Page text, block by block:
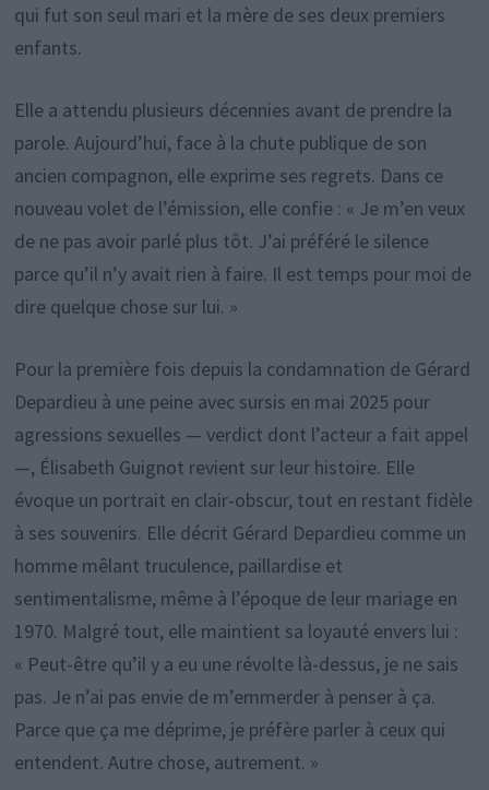
qui fut son seul mari et la mère de ses deux premiers
enfants.
Elle a attendu plusieurs décennies avant de prendre la
parole. Aujourd’hui, face à la chute publique de son
ancien compagnon, elle exprime ses regrets. Dans ce
nouveau volet de l’émission, elle confie : « Je m’en veux
de ne pas avoir parlé plus tôt. J’ai préféré le silence
parce qu’il n’y avait rien à faire. Il est temps pour moi de
dire quelque chose sur lui. »
Pour la première fois depuis la condamnation de Gérard
Depardieu à une peine avec sursis en mai 2025 pour
agressions sexuelles — verdict dont l’acteur a fait appel
—, Élisabeth Guignot revient sur leur histoire. Elle
évoque un portrait en clair-obscur, tout en restant fidèle
à ses souvenirs. Elle décrit Gérard Depardieu comme un
homme mêlant truculence, paillardise et
sentimentalisme, même à l’époque de leur mariage en
1970. Malgré tout, elle maintient sa loyauté envers lui :
« Peut-être qu’il y a eu une révolte là-dessus, je ne sais
pas. Je n’ai pas envie de m’emmerder à penser à ça.
Parce que ça me déprime, je préfère parler à ceux qui
entendent. Autre chose, autrement. »